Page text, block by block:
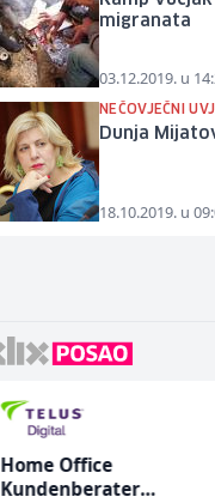
migranata
03.12.2019. u
NEČOVJEČNI
Dunja
18.10.2019. u
Home Office
Kundenberater